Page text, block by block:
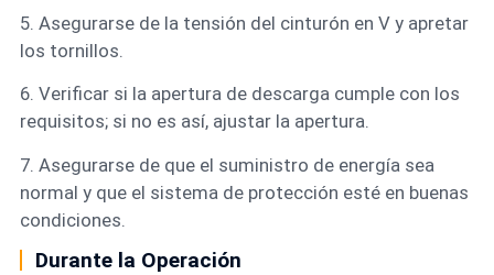
5. Asegurarse de la tensión del cinturón en V y apretar
los tornillos.
6. Verificar si la apertura de descarga cumple con los
requisitos; si no es así, ajustar la apertura.
7. Asegurarse de que el suministro de energía sea
normal y que el sistema de protección esté en buenas
condiciones.
Durante la Operación